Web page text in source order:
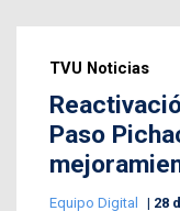
TVU Noticias
Paso
Equipo Digital 28